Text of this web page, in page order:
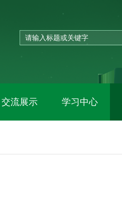
交流展示 学习中心